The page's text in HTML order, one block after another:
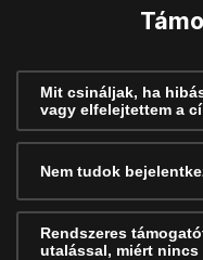
Mit csináljak, ha
vagy elfelejtettem a
Nem tudok
Rendszeres
utalással, miért nincs